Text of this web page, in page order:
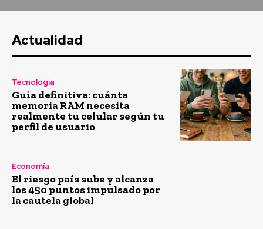
Actualidad
Tecnología
Guía definitiva: cuánta
memoria RAM necesita
realmente tu celular según tu
perfil de usuario
Economía
El riesgo país sube y alcanza
los 450 puntos impulsado por
la cautela global